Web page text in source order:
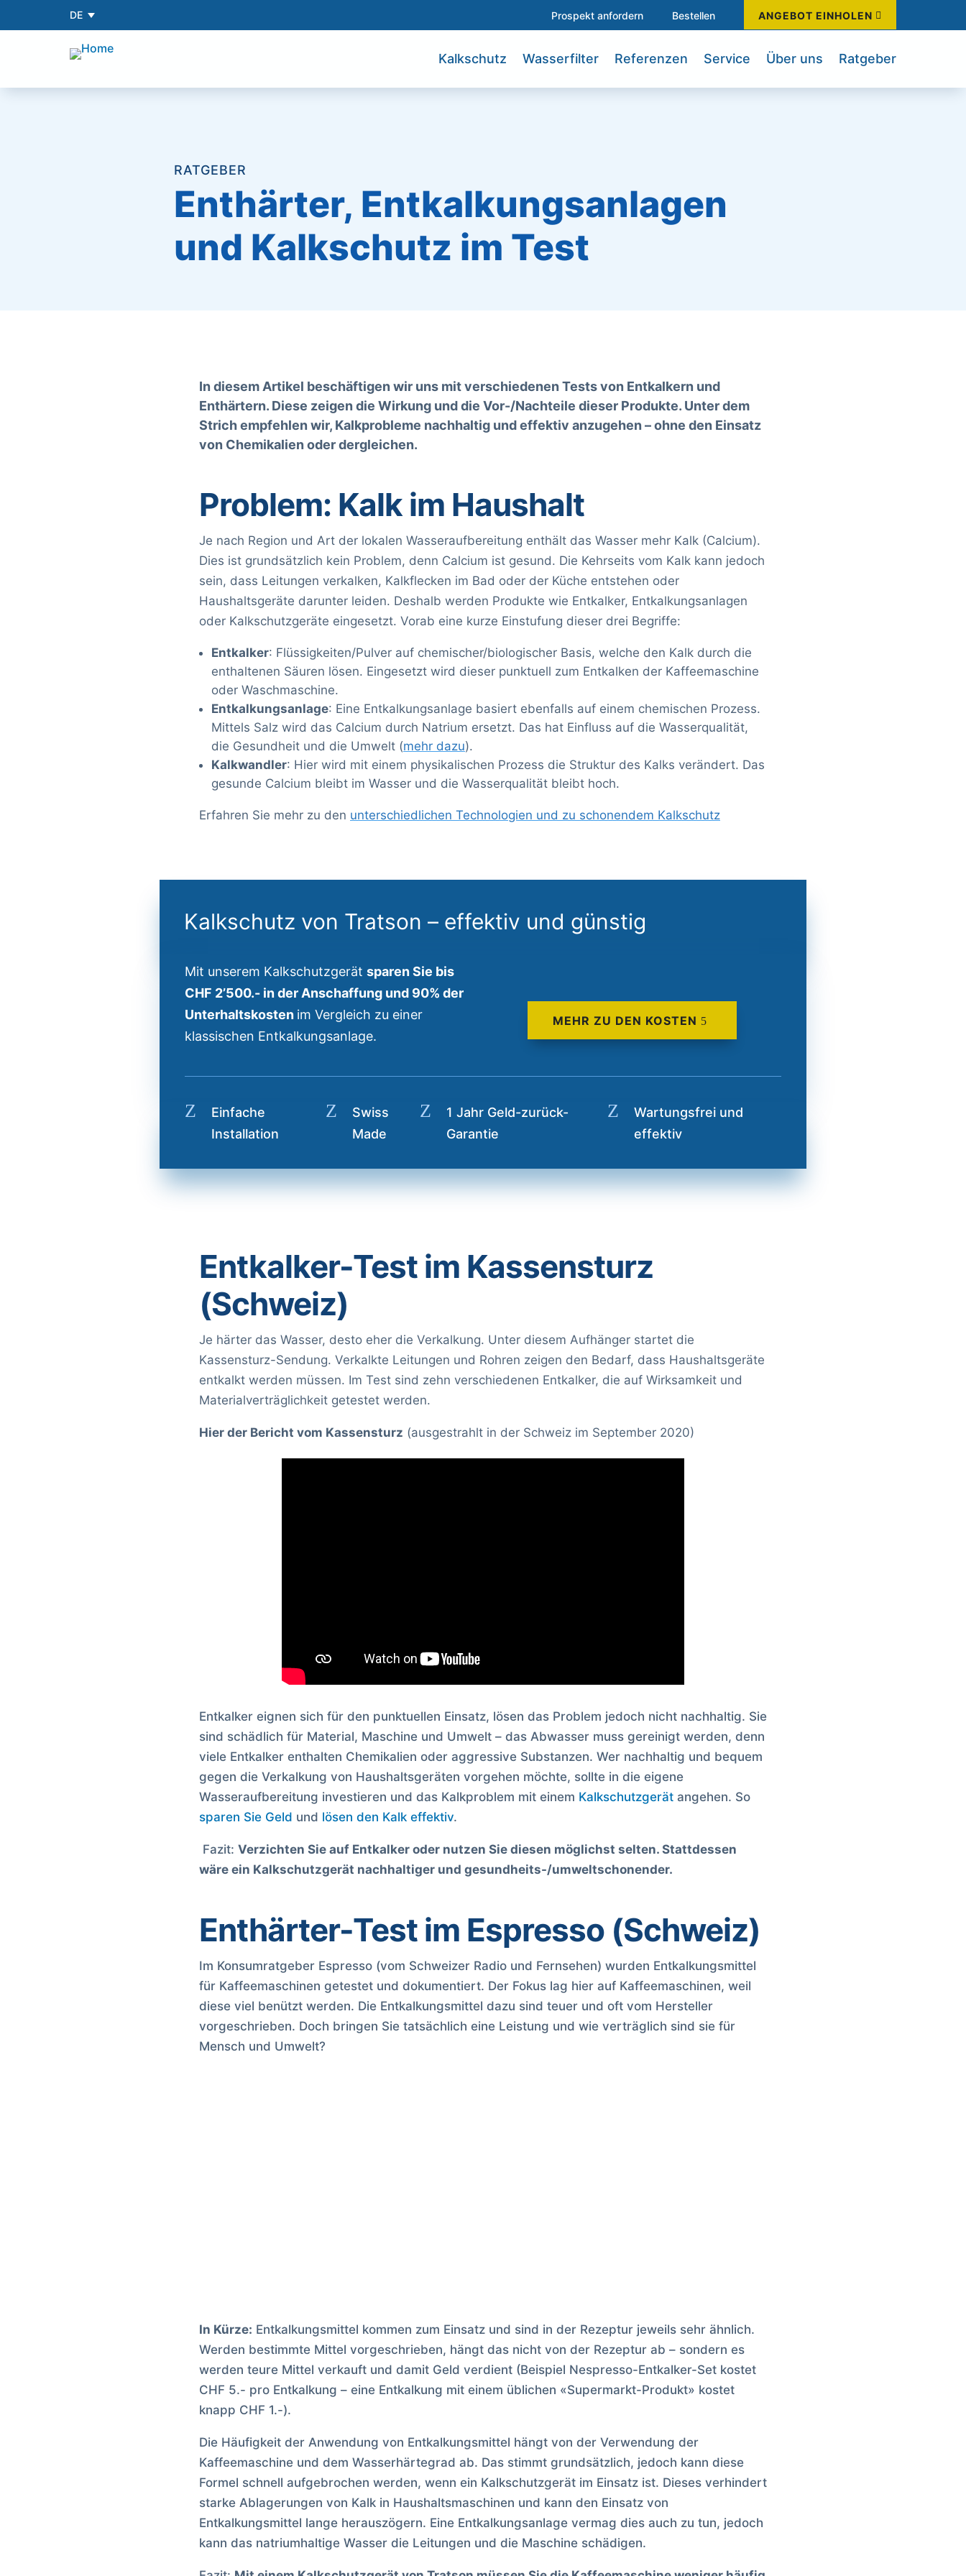
DE Prospekt anfordern Bestellen ANGEBOT EINHOLEN
Kalkschutz Wasserfilter Referenzen Service Über uns Ratgeber
RATGEBER
Enthärter, Entkalkungsanlagen
und Kalkschutz im Test
In diesem Artikel beschäftigen wir uns mit verschiedenen Tests von Entkalkern und
Enthärtern. Diese zeigen die Wirkung und die Vor-/Nachteile dieser Produkte. Unter dem
Strich empfehlen wir, Kalkprobleme nachhaltig und effektiv anzugehen – ohne den Einsatz
von Chemikalien oder dergleichen.
Problem: Kalk im Haushalt
Je nach Region und Art der lokalen Wasseraufbereitung enthält das Wasser mehr Kalk (Calcium).
Dies ist grundsätzlich kein Problem, denn Calcium ist gesund. Die Kehrseits vom Kalk kann jedoch
sein, dass Leitungen verkalken, Kalkflecken im Bad oder der Küche entstehen oder
Haushaltsgeräte darunter leiden. Deshalb werden Produkte wie Entkalker, Entkalkungsanlagen
oder Kalkschutzgeräte eingesetzt. Vorab eine kurze Einstufung dieser drei Begriffe:
Entkalker: Flüssigkeiten/Pulver auf chemischer/biologischer Basis, welche den Kalk durch die
enthaltenen Säuren lösen. Eingesetzt wird dieser punktuell zum Entkalken der Kaffeemaschine
oder Waschmaschine.
Entkalkungsanlage: Eine Entkalkungsanlage basiert ebenfalls auf einem chemischen Prozess.
Mittels Salz wird das Calcium durch Natrium ersetzt. Das hat Einfluss auf die Wasserqualität,
die Gesundheit und die Umwelt (mehr dazu).
Kalkwandler: Hier wird mit einem physikalischen Prozess die Struktur des Kalks verändert. Das
gesunde Calcium bleibt im Wasser und die Wasserqualität bleibt hoch.
Erfahren Sie mehr zu den unterschiedlichen Technologien und zu schonendem Kalkschutz
Kalkschutz von Tratson – effektiv und günstig
Mit unserem Kalkschutzgerät sparen Sie bis
CHF 2’500.- in der Anschaffung und 90% der
Unterhaltskosten im Vergleich zu einer
klassischen Entkalkungsanlage.
MEHR ZU DEN KOSTEN
Z
Einfache
Installation
Z
Swiss
Made
Z
1 Jahr Geld-zurück-
Garantie
Z
Wartungsfrei und
effektiv
Entkalker-Test im Kassensturz
(Schweiz)
Je härter das Wasser, desto eher die Verkalkung. Unter diesem Aufhänger startet die
Kassensturz-Sendung. Verkalkte Leitungen und Rohren zeigen den Bedarf, dass Haushaltsgeräte
entkalkt werden müssen. Im Test sind zehn verschiedenen Entkalker, die auf Wirksamkeit und
Materialverträglichkeit getestet werden.
Hier der Bericht vom Kassensturz (ausgestrahlt in der Schweiz im September 2020)
Entkalker eignen sich für den punktuellen Einsatz, lösen das Problem jedoch nicht nachhaltig. Sie
sind schädlich für Material, Maschine und Umwelt – das Abwasser muss gereinigt werden, denn
viele Entkalker enthalten Chemikalien oder aggressive Substanzen. Wer nachhaltig und bequem
gegen die Verkalkung von Haushaltsgeräten vorgehen möchte, sollte in die eigene
Wasseraufbereitung investieren und das Kalkproblem mit einem Kalkschutzgerät angehen. So
sparen Sie Geld und lösen den Kalk effektiv.
Fazit: Verzichten Sie auf Entkalker oder nutzen Sie diesen möglichst selten. Stattdessen
wäre ein Kalkschutzgerät nachhaltiger und gesundheits-/umweltschonender.
Enthärter-Test im Espresso (Schweiz)
Im Konsumratgeber Espresso (vom Schweizer Radio und Fernsehen) wurden Entkalkungsmittel
für Kaffeemaschinen getestet und dokumentiert. Der Fokus lag hier auf Kaffeemaschinen, weil
diese viel benützt werden. Die Entkalkungsmittel dazu sind teuer und oft vom Hersteller
vorgeschrieben. Doch bringen Sie tatsächlich eine Leistung und wie verträglich sind sie für
Mensch und Umwelt?
In Kürze: Entkalkungsmittel kommen zum Einsatz und sind in der Rezeptur jeweils sehr ähnlich.
Werden bestimmte Mittel vorgeschrieben, hängt das nicht von der Rezeptur ab – sondern es
werden teure Mittel verkauft und damit Geld verdient (Beispiel Nespresso-Entkalker-Set kostet
CHF 5.- pro Entkalkung – eine Entkalkung mit einem üblichen «Supermarkt-Produkt» kostet
knapp CHF 1.-).
Die Häufigkeit der Anwendung von Entkalkungsmittel hängt von der Verwendung der
Kaffeemaschine und dem Wasserhärtegrad ab. Das stimmt grundsätzlich, jedoch kann diese
Formel schnell aufgebrochen werden, wenn ein Kalkschutzgerät im Einsatz ist. Dieses verhindert
starke Ablagerungen von Kalk in Haushaltsmaschinen und kann den Einsatz von
Entkalkungsmittel lange herauszögern. Eine Entkalkungsanlage vermag dies auch zu tun, jedoch
kann das natriumhaltige Wasser die Leitungen und die Maschine schädigen.